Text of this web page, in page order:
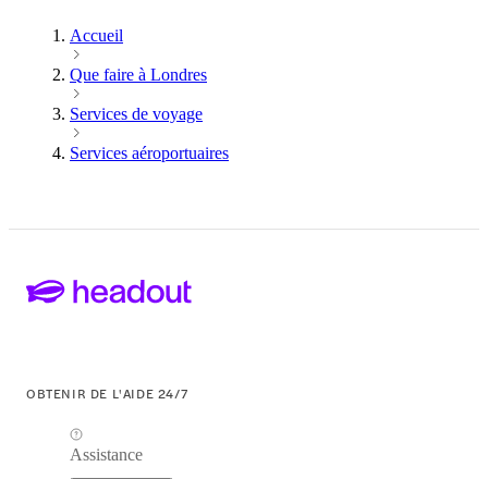
Accueil
Que faire à Londres
Services de voyage
Services aéroportuaires
OBTENIR DE L'AIDE 24/7
Assistance